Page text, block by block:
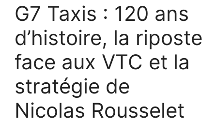
G7 Taxis : 120 ans
d’histoire, la riposte
face aux VTC et la
stratégie de
Nicolas Rousselet